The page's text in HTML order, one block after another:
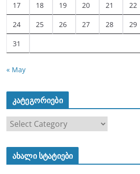
17 18 19 20 21 22
24 25 26 27 28 29
31
« May
კატეგორიები
ტ
ახალი სტატიები